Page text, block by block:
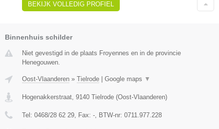
BEKIJK VOLLEDIG PROFIEL
Binnenhuis schilder
Niet gevestigd in de plaats Froyennes en in de provincie
Henegouwen.
Oost-Vlaanderen » Tielrode Google maps ▼
Hogenakkerstraat, 9140 Tielrode (Oost-Vlaanderen)
Tel: 0468/28 62 29, Fax: -, BTW-nr: 0711.977.228